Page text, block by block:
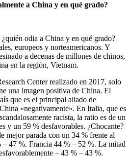
a China y en qué grado?
odia a China y en qué grado?
europeos y norteamericanos. Y
a decenas de millones de chinos,
en la región, Vietnam.
Center realizado en 2017, solo
una imagen positiva de China. El
que es el principal aliado de
«negativamente». En Italia, que es
racista, la ratio es de un
y un 59 % desfavorables. ¿Chocante?
mejor parada con un 34 % frente al
– 47 %. Francia 44 % – 52 %. La mitad
– 43 % – 43 %.